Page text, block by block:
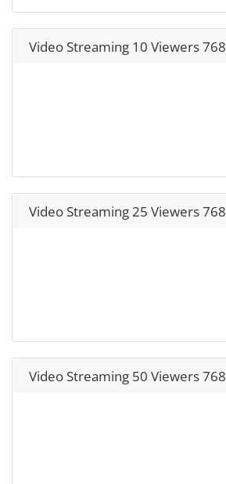
Video Streaming 10 Viewers
Video Streaming 25 Viewers
Video Streaming 50 Viewers